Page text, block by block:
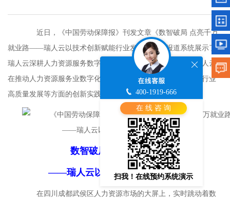
近日，《中国劳动保障报》刊发文章《数智破局 点亮千万
就业路——瑞人云以技术创新赋能行业发展》。该报道系统展示了
瑞人云深耕人力资源服务数字化转型领域的探索历程，聚焦瑞人云
在推动人力资源服务业数字化转型、赋能公共就业服务、促进行业
高质量发展等方面的创新实践与发展成果。全文如下：
数智破局 点亮千万就业路
——瑞人云以技术创新赋能行业发展
在四川成都武侯区人力资源市场的大屏上，实时跳动着数
400-1919-666
在 线 咨 询
扫我！在线预约系统演示